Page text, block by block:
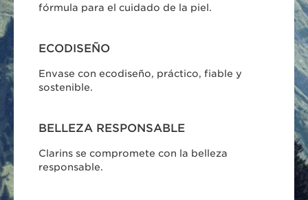
fórmula para el cuidado de la piel.
ECODISEÑO
Envase con ecodiseño, práctico, fiable y
sostenible.
BELLEZA RESPONSABLE
Clarins se compromete con la belleza
responsable.